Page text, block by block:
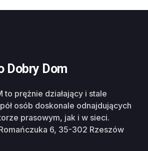
Dobry Dom
to prężnie działający i stale
osób doskonale odnajdujących
prasowym, jak i w sieci.
6, 35-302 Rzeszów